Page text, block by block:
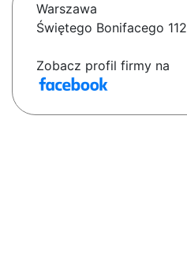
Warszawa
Świętego Bonifacego 112
Zobacz profil firmy na